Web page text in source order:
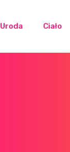
Uroda Ciało